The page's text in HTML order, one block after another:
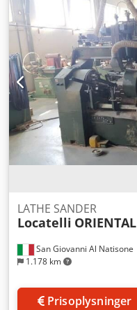
San Giovanni Al Natisone
1.178 km
LATHE SANDER
Locatelli
Prisoplysninger